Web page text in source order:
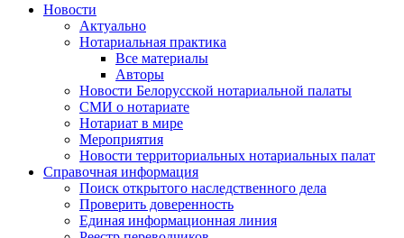
Новости
Актуально
Нотариальная практика
Все материалы
Авторы
Новости Белорусской нотариальной палаты
СМИ о нотариате
Нотариат в мире
Мероприятия
Новости территориальных нотариальных палат
Справочная информация
Поиск открытого наследственного дела
Проверить доверенность
Единая информационная линия